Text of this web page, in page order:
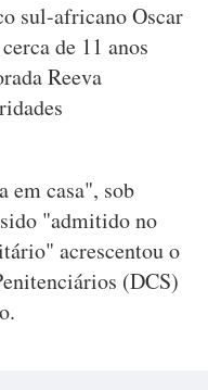
sul-africano Oscar
de 11 anos
Reeva
em casa", sob
"admitido no
acrescentou o
(DCS)